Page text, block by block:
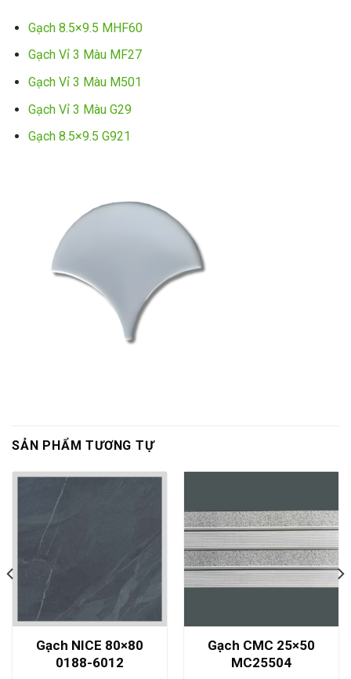
Gạch 8.5×9.5 MHF60
Gạch Vỉ 3 Màu MF27
Gạch Vỉ 3 Màu M501
Gạch Vỉ 3 Màu G29
Gạch 8.5×9.5 G921
SẢN PHẨM TƯƠNG TỰ
Gạch NICE 80×80
0188-6012
Gạch CMC 25×50
MC25504